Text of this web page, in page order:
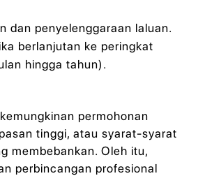
dan penyelenggaraan laluan.
berlanjutan ke peringkat
hingga tahun).
permohonan
tinggi, atau syarat-syarat
membebankan. Oleh itu,
perbincangan profesional